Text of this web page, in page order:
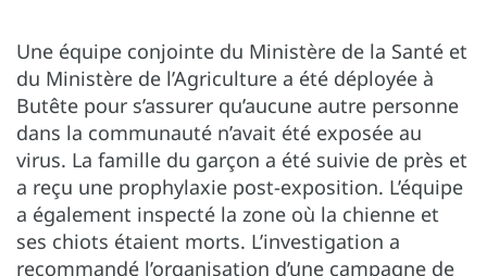
Une équipe conjointe du Ministère de la Santé et
du Ministère de l’Agriculture a été déployée à
Butête pour s’assurer qu’aucune autre personne
dans la communauté n’avait été exposée au
virus. La famille du garçon a été suivie de près et
a reçu une prophylaxie post-exposition. L’équipe
a également inspecté la zone où la chienne et
ses chiots étaient morts. L’investigation a
recommandé l’organisation d’une campagne de